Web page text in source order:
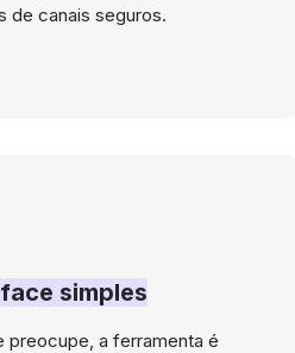
de canais seguros.
simples
preocupe, a ferramenta é